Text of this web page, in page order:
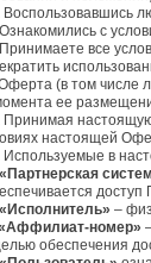
Воспользовавшись
с
все
(в том числе
ее
Принимая
настоящей
Используемые в
«Партнерская
доступ
«Исполнитель» –
номер»
обеспечения